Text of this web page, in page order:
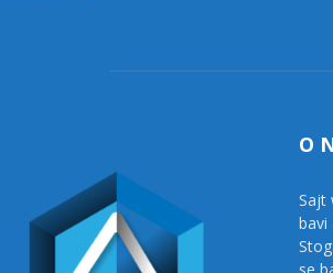
O
Sajt
bavi